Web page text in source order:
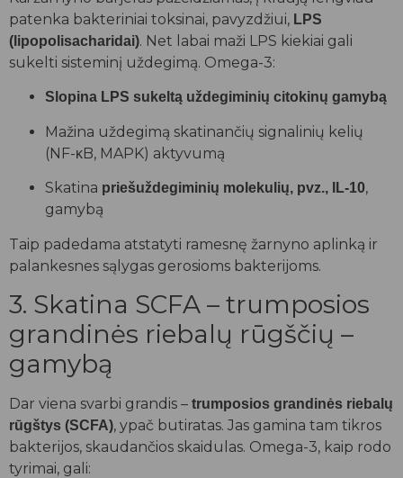
patenka bakteriniai toksinai, pavyzdžiui, LPS
(lipopolisacharidai). Net labai maži LPS kiekiai gali
sukelti sisteminį uždegimą. Omega-3:
Slopina LPS sukeltą uždegiminių citokinų gamybą
Mažina uždegimą skatinančių signalinių kelių
(NF-κB, MAPK) aktyvumą
Skatina priešuždegiminių molekulių, pvz., IL-10,
gamybą
Taip padedama atstatyti ramesnę žarnyno aplinką ir
palankesnes sąlygas gerosioms bakterijoms.
3. Skatina SCFA – trumposios
grandinės riebalų rūgščių –
gamybą
Dar viena svarbi grandis – trumposios grandinės riebalų
rūgštys (SCFA), ypač butiratas. Jas gamina tam tikros
bakterijos, skaudančios skaidulas. Omega-3, kaip rodo
tyrimai, gali: